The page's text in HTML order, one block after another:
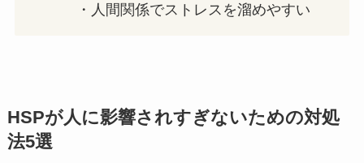
・人間関係でストレスを溜めやすい
HSPが人に影響されすぎないための対処
法5選